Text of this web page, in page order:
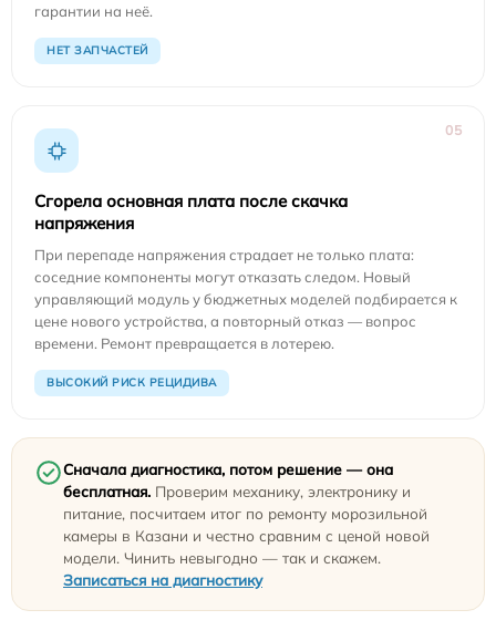
гарантии на неё.
НЕТ ЗАПЧАСТЕЙ
05
Сгорела основная плата после скачка
напряжения
При перепаде напряжения страдает не только плата:
соседние компоненты могут отказать следом. Новый
управляющий модуль у бюджетных моделей подбирается к
цене нового устройства, а повторный отказ — вопрос
времени. Ремонт превращается в лотерею.
ВЫСОКИЙ РИСК РЕЦИДИВА
Сначала диагностика, потом решение — она
бесплатная. Проверим механику, электронику и
питание, посчитаем итог по ремонту морозильной
камеры в Казани и честно сравним с ценой новой
модели. Чинить невыгодно — так и скажем.
Записаться на диагностику